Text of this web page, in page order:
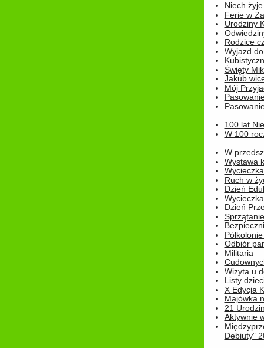
Niech
Ferie w
Urodziny
Rodzice
Wyjazd
Święty
Jakub
Mój
100 lat
W 100
W
Wystawa
Ruch w
Dzień
Dzień
Odbiór
Militaria
Wizyta u
Listy
X Edycja
Majówka
21
Aktywnie
Debiuty”